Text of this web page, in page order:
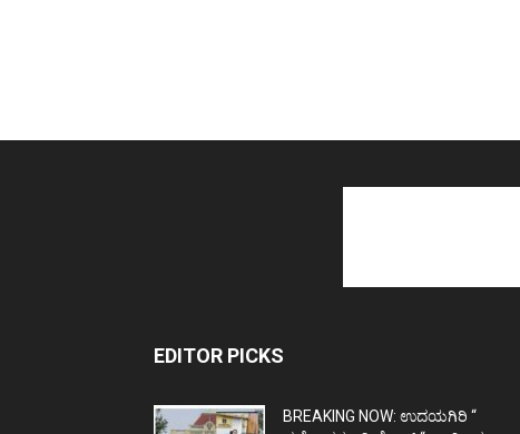
EDITOR PICKS
BREAKING NOW: ಉದಯಗಿರಿ “